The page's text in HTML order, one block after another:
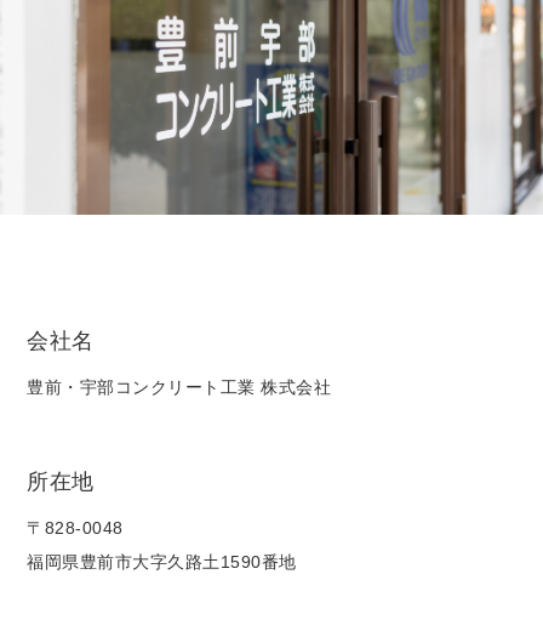
会社名
豊前・宇部コンクリート工業 株式会社
所在地
〒828-0048
福岡県豊前市大字久路土1590番地